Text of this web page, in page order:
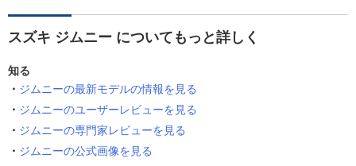
スズキ ジムニー についてもっと詳しく
知る
ジムニーの最新モデルの情報を見る
ジムニーのユーザーレビューを見る
ジムニーの専門家レビューを見る
ジムニーの公式画像を見る